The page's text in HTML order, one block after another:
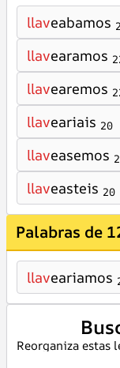
llaveabamos
llavearamos
llavearemos
llaveariais 20
llaveasemos
llaveasteis 20
Palabras de
llaveariamos
Reorganiza estas